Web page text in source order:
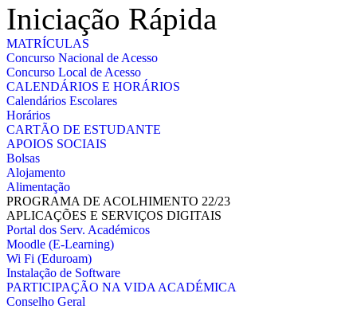
Iniciação Rápida
MATRÍCULAS
Concurso Nacional de Acesso
Concurso Local de Acesso
CALENDÁRIOS E HORÁRIOS
Calendários Escolares
Horários
CARTÃO DE ESTUDANTE
APOIOS SOCIAIS
Bolsas
Alojamento
Alimentação
PROGRAMA DE ACOLHIMENTO 22/23
APLICAÇÕES E SERVIÇOS DIGITAIS
Portal dos Serv. Académicos
Moodle (E-Learning)
Wi Fi (Eduroam)
Instalação de Software
PARTICIPAÇÃO NA VIDA ACADÉMICA
Conselho Geral